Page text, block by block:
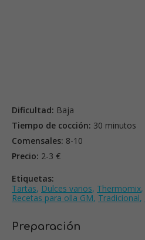
Dificultad: Baja
Tiempo de cocción: 30 minutos
Comensales: 8-10
Precio: 2-3 €
Etiquetas:
Tartas, Dulces varios, Thermomix,
Recetas para olla GM, Tradicional,
Preparación